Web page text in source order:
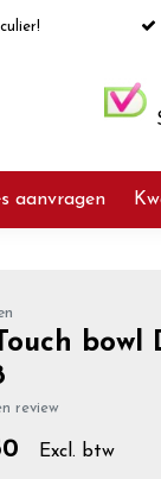
aanvragen
bowl
review
Excl. btw